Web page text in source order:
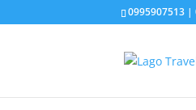
0995907513 |